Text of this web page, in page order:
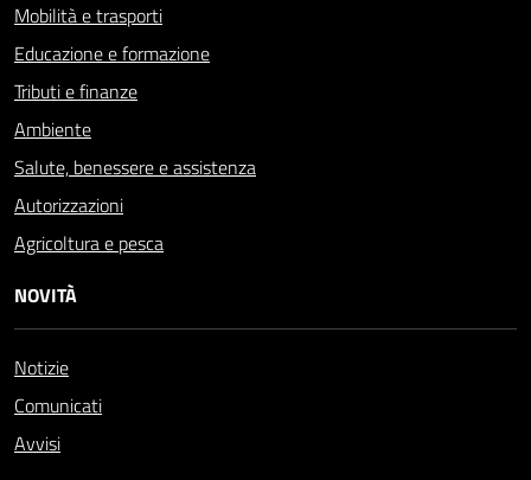
Mobilità e trasporti
Educazione e formazione
Tributi e finanze
Ambiente
Salute, benessere e assistenza
Autorizzazioni
Agricoltura e pesca
NOVITÀ
Notizie
Comunicati
Avvisi